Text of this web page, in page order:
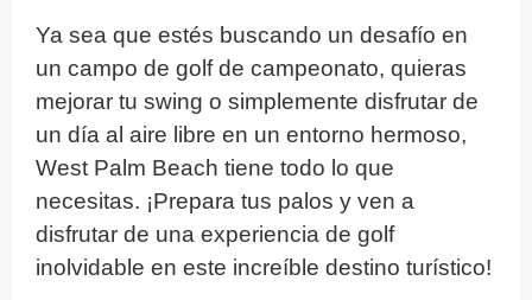
Ya sea que estés buscando un desafío en
un campo de golf de campeonato, quieras
mejorar tu swing o simplemente disfrutar de
un día al aire libre en un entorno hermoso,
West Palm Beach tiene todo lo que
necesitas. ¡Prepara tus palos y ven a
disfrutar de una experiencia de golf
inolvidable en este increíble destino turístico!